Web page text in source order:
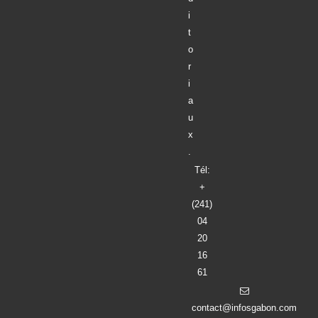
i
t
o
r
i
a
u
x
Tél:
+
(241)
04
20
16
61
contact@infosgabon.com